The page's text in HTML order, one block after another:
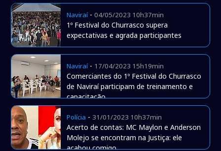
Naviraí-04/05/2023 10h37min
1º Festival do Churrasco supera
expectativas e agrada participantes
Naviraí- 17/04/2023 15h19min
Comerciantes do 1º Festival do Churrasco
de Naviraí participam de treinamento e
capacitação
Polícia - 31/01/2023 10h37min
Acerto de contas: MC Maylon e Anderson
Molejo se encontram na Justiça: ele
acabou comigo